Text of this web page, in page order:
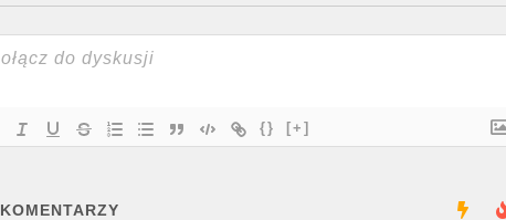
{} [+]
KOMENTARZY